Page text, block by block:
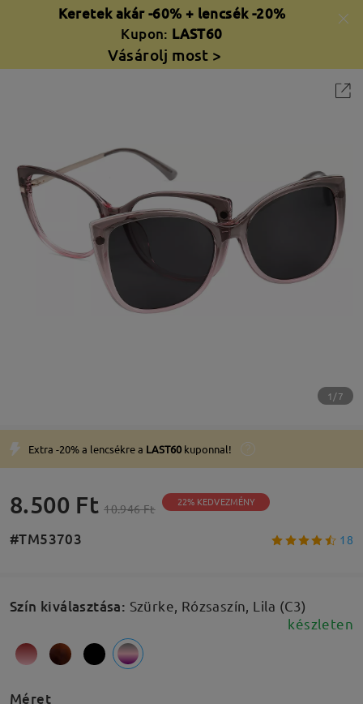
Keretek akár -60% + lencsék -20%
Kupon: LAST60
Vásárolj most >
1/7
Extra -20% a lencsékre a LAST60 kuponnal!
8.500 Ft 10.946 Ft 22% KEDVEZMÉNY
#TM53703 18
Szín kiválasztása: Szürke, Rózsaszín, Lila (C3)
készleten
Méret